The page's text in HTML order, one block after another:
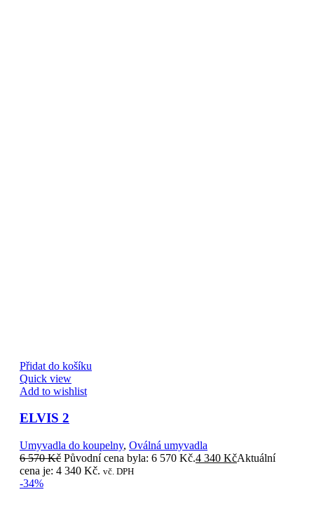
Přidat do košíku
Quick view
Add to wishlist
ELVIS 2
Umyvadla do koupelny, Oválná umyvadla
6 570Kč Původní cena byla: 6 570 Kč.4 340 KčAktuální
cena je: 4 340 Kč. vč. DPH
-34%